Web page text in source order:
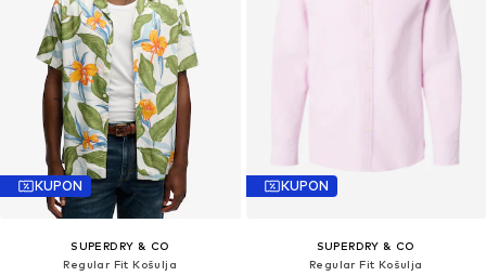
KUPON
SUPERDRY & CO
Regular Fit Košulja
KUPON
SUPERDRY & CO
Regular Fit Košulja